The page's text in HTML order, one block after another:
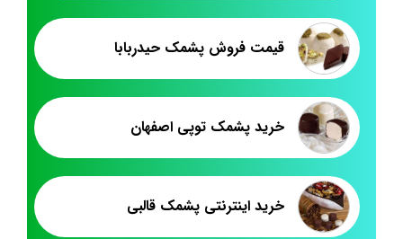
قیمت فروش پشمک حیدربابا
خرید پشمک توپی اصفهان
خرید اینترنتی پشمک قالبی